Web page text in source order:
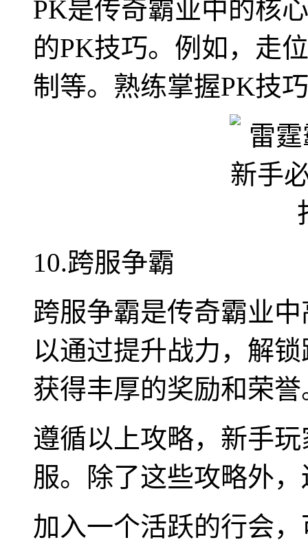
PK是传奇霸业中的核
的PK技巧。例如，走
制等。熟练掌握PK技
10.跨服争霸
跨服争霸是传奇霸业
以通过提升战力，解
获得丰厚的奖励和荣誉
遵循以上攻略，新手
服。除了这些攻略外
加入一个活跃的行会